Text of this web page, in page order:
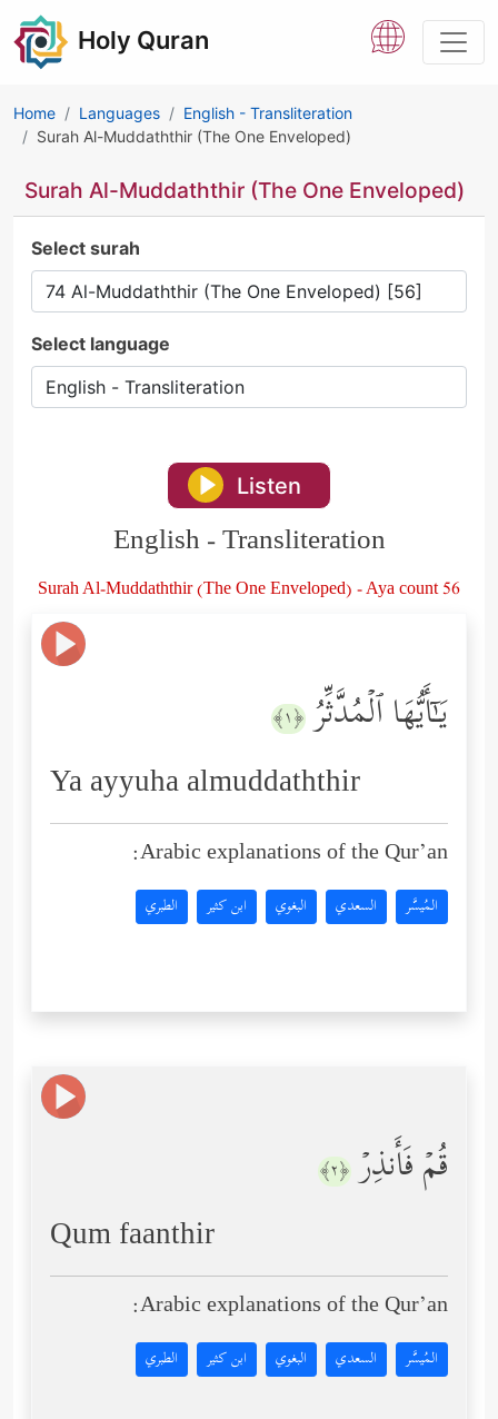
Holy Quran
Home Languages
English - Transliteration
Surah Al-Muddaththir (The One Enveloped)
Surah Al-Muddaththir (The One Enveloped)
Select surah
Select language
Listen
English - Transliteration
Surah Al-Muddaththir (The One Enveloped) - Aya count 56
یَـٰۤأَیُّهَا ٱلۡمُدَّثِّرُ ﴿١﴾
Ya ayyuha almuddaththir
Arabic explanations of the Qur’an:
المُيسَّر السعدي البغوي ابن كثير الطبري
قُمۡ فَأَنذِرۡ ﴿٢﴾
Qum faanthir
Arabic explanations of the Qur’an:
المُيسَّر السعدي البغوي ابن كثير الطبري